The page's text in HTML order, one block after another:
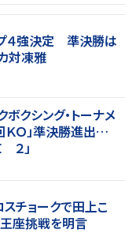
プ４強決定 準決勝は
対凍雅
ボクシング・トーナメ
ＫＯ」準決勝進出…
２」
チョークで田上こ
王座挑戦を明言